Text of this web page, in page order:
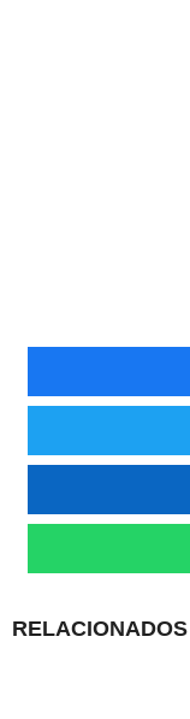
RELACIONADOS